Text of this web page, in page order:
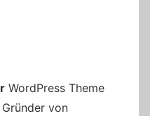
WordPress Theme
von